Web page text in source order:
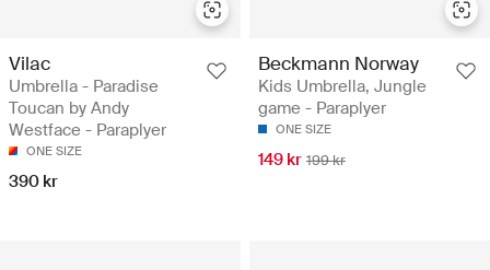
Vilac
Umbrella - Paradise
Toucan by Andy
Westface - Paraplyer
ONE SIZE
390 kr
Beckmann Norway
Kids Umbrella, Jungle
game - Paraplyer
ONE SIZE
149 kr 199 kr